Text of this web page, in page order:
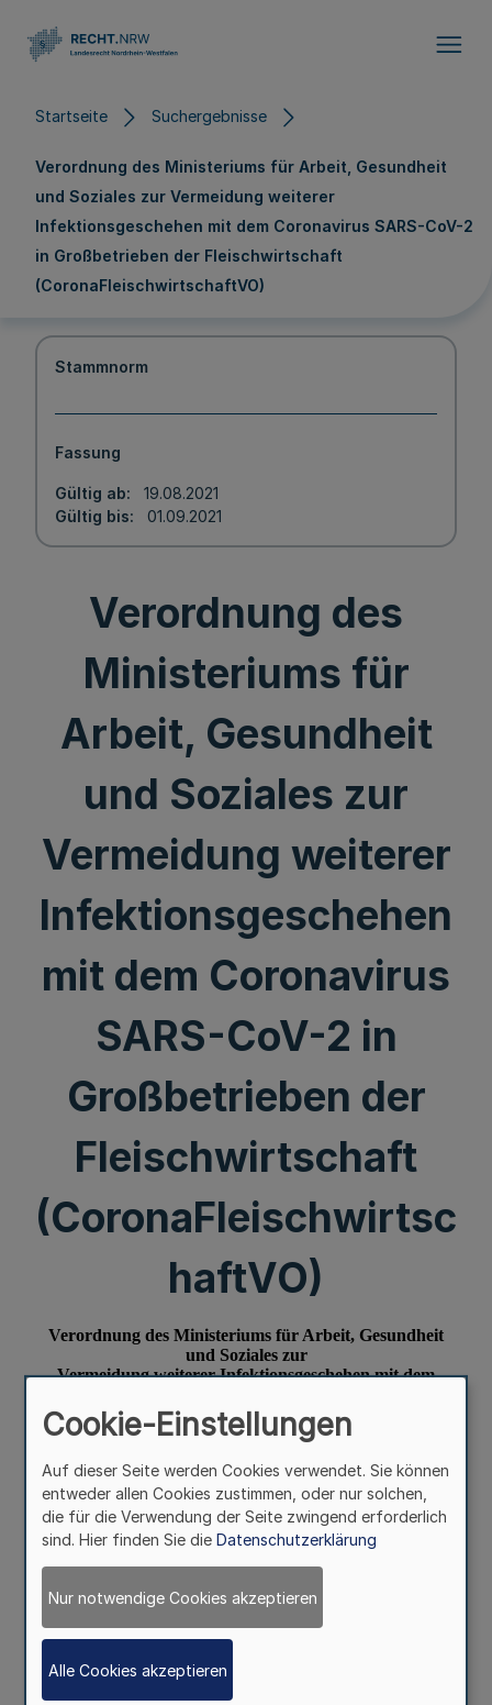
Startseite Suchergebnisse
Verordnung des Ministeriums für Arbeit, Gesundheit
und Soziales zur Vermeidung weiterer
Infektionsgeschehen mit dem Coronavirus SARS-CoV-2
in Großbetrieben der Fleischwirtschaft
(CoronaFleischwirtschaftVO)
Stammnorm
Fassung
Gültig ab
19.08.2021
Gültig bis
01.09.2021
Verordnung des
Ministeriums für
Arbeit, Gesundheit
und Soziales zur
Vermeidung weiterer
Infektionsgeschehen
mit dem Coronavirus
SARS-CoV-2 in
Großbetrieben der
Fleischwirtschaft
(CoronaFleischwirtsc
haftVO)
Cookie-Einstellungen
Auf dieser Seite werden Cookies verwendet. Sie können
entweder allen Cookies zustimmen, oder nur solchen,
die für die Verwendung der Seite zwingend erforderlich
sind. Hier finden Sie die Datenschutzerklärung
Nur notwendige Cookies akzeptieren
Alle Cookies akzeptieren